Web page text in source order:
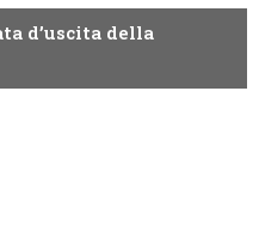
d’uscita della